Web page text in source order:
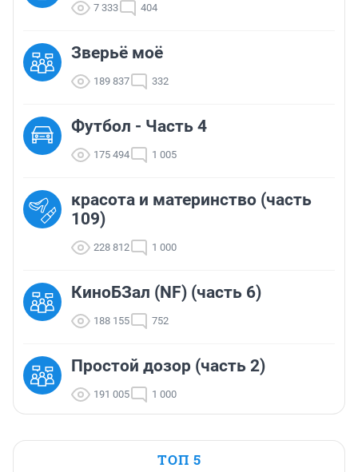
7 333 404
Зверьё моё
189 837 332
Футбол - Часть 4
175 494 1 005
красота и материнство (часть
109)
228 812 1 000
КиноБЗал (NF) (часть 6)
188 155 752
Простой дозор (часть 2)
191 005 1 000
ТОП 5